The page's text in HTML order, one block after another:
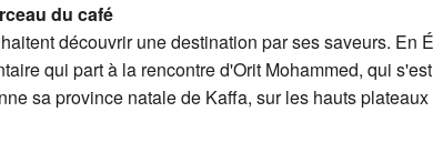
du café
découvrir une destination par ses saveurs. En
qui part à la rencontre d'Orit Mohammed, qui
sa province natale de Kaffa, sur les hauts